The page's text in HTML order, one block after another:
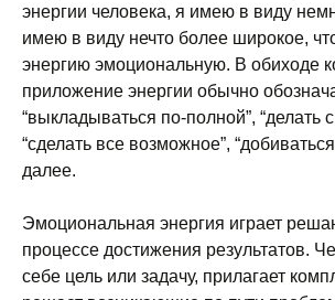
энергии человека, я имею в виду
имею в виду нечто более широкое,
энергию эмоциональную. В обиходе
приложение энергии обычно
“выкладываться по-полной”, “делать
“сделать все возможное”,
далее.
Эмоциональная энергия играет
процессе достижения результатов.
себе цель или задачу, прилагает